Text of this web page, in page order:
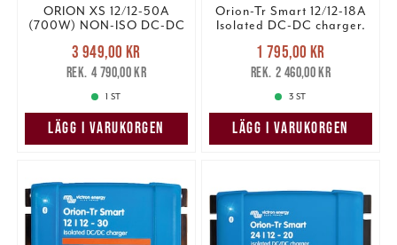
ORION XS 12/12-50A
(700W) NON-ISO DC-DC
Nuvarande pris
3 949,00 krTidigare pris
4 790,00 kr
3 949,00 kr
4 790,00 kr
1 ST
LÄGG I VARUKORGEN
Orion-Tr Smart 12/12-18A
Isolated DC-DC charger.
Nuvarande pris
1 795,00 krTidigare pris
2 460,00 kr
1 795,00 kr
2 460,00 kr
3 ST
LÄGG I VARUKORGEN